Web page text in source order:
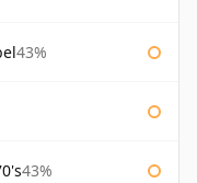
43%
43%